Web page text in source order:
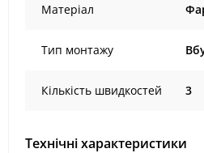
Матеріал
Тип монтажу
Кількість швидкостей 3
Технічні характеристики